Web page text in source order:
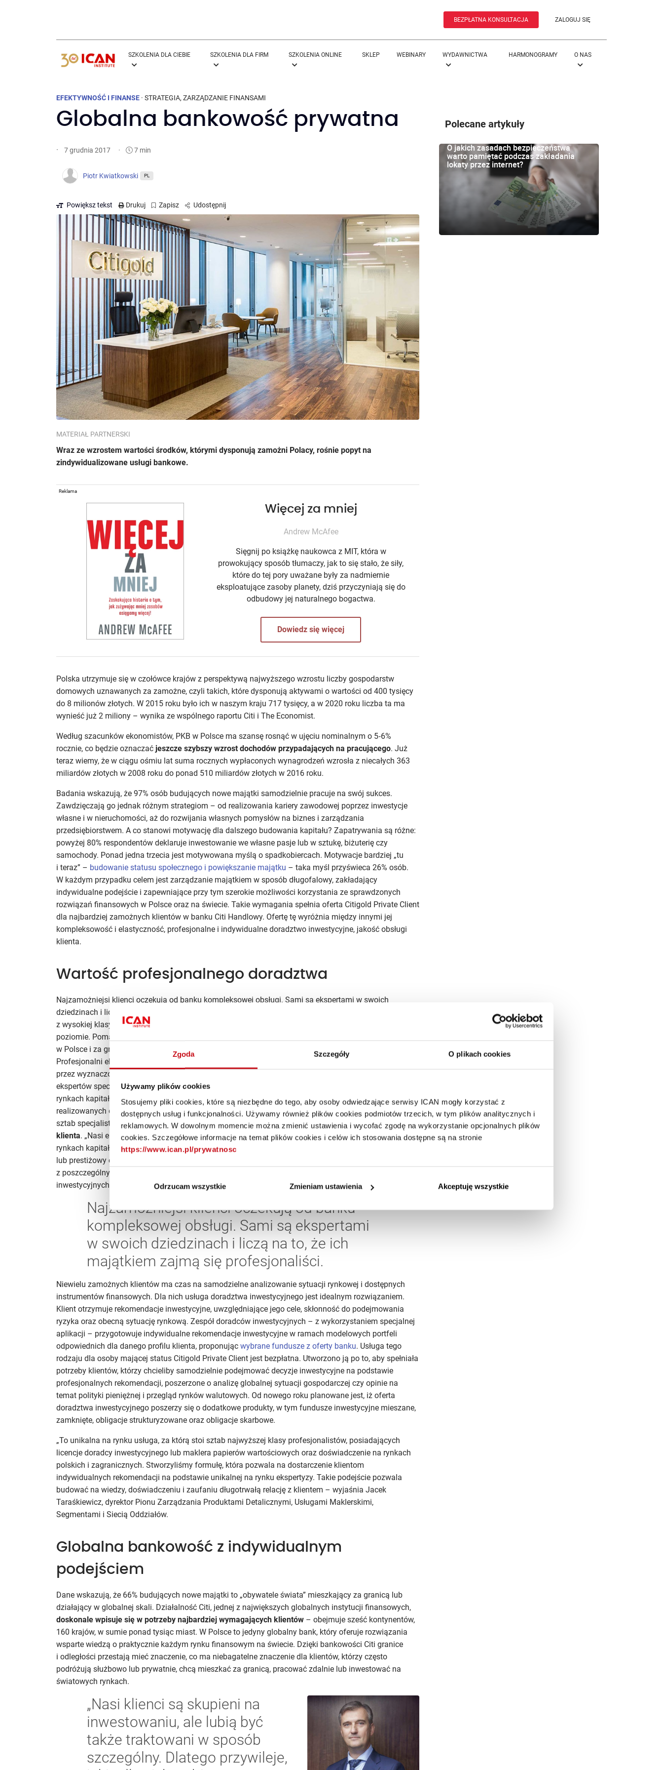
Zgoda Szczegóły O plikach cookies
Używamy plików cookies
Stosujemy pliki cookies, które są niezbędne do tego, aby osoby odwiedzające serwisy ICAN mogły korzystać z
dostępnych usług i funkcjonalności. Używamy również plików cookies podmiotów trzecich, w tym plików analitycznych i
reklamowych. W dowolnym momencie można zmienić ustawienia i wycofać zgodę na wykorzystanie opcjonalnych plików
cookies. Szczegółowe informacje na temat plików cookies i celów ich stosowania dostępne są na stronie
https://www.ican.pl/prywatnosc
Odrzucam wszystkie Zmieniam ustawienia Akceptuję wszystkie
BEZPŁATNA KONSULTACJA ZALOGUJ SIĘ
SZKOLENIA DLA CIEBIE SZKOLENIA DLA FIRM SZKOLENIA ONLINE SKLEP WEBINARY WYDAWNICTWA HARMONOGRAMY O NAS
EFEKTYWNOŚĆ I FINANSE · STRATEGIA, ZARZĄDZANIE FINANSAMI
Globalna bankowość prywatna
· 7 grudnia 2017 · 7 min
Piotr Kwiatkowski PL
Powiększ tekst Drukuj Zapisz Udostępnij
MATERIAŁ PARTNERSKI
Wraz ze wzrostem wartości środków, którymi dysponują zamożni Polacy, rośnie popyt na
zindywidualizowane usługi bankowe.
Reklama
Więcej za mniej
Andrew McAfee
Sięgnij po książkę naukowca z MIT, która w
prowokujący sposób tłumaczy, jak to się stało, że siły,
które do tej pory uważane były za nadmiernie
eksploatujące zasoby planety, dziś przyczyniają się do
odbudowy jej naturalnego bogactwa.
Dowiedz się więcej
Polska utrzymuje się w czołówce krajów z perspektywą najwyższego wzrostu liczby gospodarstw
domowych uznawanych za zamożne, czyli takich, które dysponują aktywami o wartości od 400 tysięcy
do 8 milionów złotych. W 2015 roku było ich w naszym kraju 717 tysięcy, a w 2020 roku liczba ta ma
wynieść już 2 miliony – wynika ze wspólnego raportu Citi i The Economist.
Według szacunków ekonomistów, PKB w Polsce ma szansę rosnąć w ujęciu nominalnym o 5‑6%
rocznie, co będzie oznaczać jeszcze szybszy wzrost dochodów przypadających na pracującego. Już
teraz wiemy, że w ciągu ośmiu lat suma rocznych wypłaconych wynagrodzeń wzrosła z niecałych 363
miliardów złotych w 2008 roku do ponad 510 miliardów złotych w 2016 roku.
Badania wskazują, że 97% osób budujących nowe majątki samodzielnie pracuje na swój sukces.
Zawdzięczają go jednak różnym strategiom – od realizowania kariery zawodowej poprzez inwestycje
własne i w nieruchomości, aż do rozwijania własnych pomysłów na biznes i zarządzania
przedsiębiorstwem. A co stanowi motywację dla dalszego budowania kapitału? Zapatrywania są różne:
powyżej 80% respondentów deklaruje inwestowanie we własne pasje lub w sztukę, biżuterię czy
samochody. Ponad jedna trzecia jest motywowana myślą o spadkobiercach. Motywacje bardziej „tu
i teraz” – budowanie statusu społecznego i powiększanie majątku – taka myśl przyświeca 26% osób.
W każdym przypadku celem jest zarządzanie majątkiem w sposób długofalowy, zakładający
indywidualne podejście i zapewniające przy tym szerokie możliwości korzystania ze sprawdzonych
rozwiązań finansowych w Polsce oraz na świecie. Takie wymagania spełnia oferta Citigold Private Client
dla najbardziej zamożnych klientów w banku Citi Handlowy. Ofertę tę wyróżnia między innymi jej
kompleksowość i elastyczność, profesjonalne i indywidualne doradztwo inwestycyjne, jakość obsługi
klienta.
Wartość profesjonalnego doradztwa
Najzamożniejsi klienci oczekują od banku kompleksowej obsługi. Sami są ekspertami w swoich
dziedzinach i liczą na to, że ich majątkiem zajmą się profesjonaliści. Indywidualny opiekun klienta wraz
z wysokiej klasy zespołem ekspertów z poszczególnych specjalizacji zapewniają opiekę na najwyższym
poziomie. Pomagają wyjaśnić zawiłości rynków finansowych, ocenić najważniejsze wydarzenia rynkowe
w Polsce i za granicą i, przede wszystkim, opracować globalną strategię zarządzania majątkiem.
Profesjonalni eksperci zapewniają spektrum wiedzy finansowej z różnych dziedzin. Klient poza obsługą
przez wyznaczonego opiekuna ma zapewnione wysoce specjalistyczne wsparcie ze strony grupy
ekspertów specjalizujących się w poszczególnych obszarach rynków i rozwiązań finansowych – w tym
rynkach kapitałowych, walutowych, rozwiązaniach ubezpieczeniowych, usługach maklerskich
realizowanych dodatkowo poprzez wyznaczonego maklera Domu Maklerskiego Banku Handlowego. To
sztab specjalistów, który zajmuje siędopasowaniem strategii inwestycyjnej do indywidualnych potrzeb
klienta. „Nasi eksperci mają bogate, wieloletnie doświadczenie, między innymi w zakresie inwestycji na
rynkach kapitałowych – często mają licencję doradcy inwestycyjnego, maklera papierów wartościowych
lub prestiżowy certyfikat CFA. Klient ma możliwość bezpośredniego spotkania i konsultacji z ekspertami
z poszczególnych obszarów” – mówi Wojciech Adamczyk, dyrektor departamentu produktów
inwestycyjnych i ubezpieczeniowych.
Najzamożniejsi klienci oczekują od banku
kompleksowej obsługi. Sami są ekspertami
w swoich dziedzinach i liczą na to, że ich
majątkiem zajmą się profesjonaliści.
Niewielu zamożnych klientów ma czas na samodzielne analizowanie sytuacji rynkowej i dostępnych
instrumentów finansowych. Dla nich usługa doradztwa inwestycyjnego jest idealnym rozwiązaniem.
Klient otrzymuje rekomendacje inwestycyjne, uwzględniające jego cele, skłonność do podejmowania
ryzyka oraz obecną sytuację rynkową. Zespół doradców inwestycyjnych – z wykorzystaniem specjalnej
aplikacji – przygotowuje indywidualne rekomendacje inwestycyjne w ramach modelowych portfeli
odpowiednich dla danego profilu klienta, proponując wybrane fundusze z oferty banku. Usługa tego
rodzaju dla osoby mającej status Citigold Private Client jest bezpłatna. Utworzono ją po to, aby spełniała
potrzeby klientów, którzy chcieliby samodzielnie podejmować decyzje inwestycyjne na podstawie
profesjonalnych rekomendacji, poszerzone o analizę globalnej sytuacji gospodarczej czy opinie na
temat polityki pieniężnej i przegląd rynków walutowych. Od nowego roku planowane jest, iż oferta
doradztwa inwestycyjnego poszerzy się o dodatkowe produkty, w tym fundusze inwestycyjne mieszane,
zamknięte, obligacje strukturyzowane oraz obligacje skarbowe.
„To unikalna na rynku usługa, za którą stoi sztab najwyższej klasy profesjonalistów, posiadających
licencje doradcy inwestycyjnego lub maklera papierów wartościowych oraz doświadczenie na rynkach
polskich i zagranicznych. Stworzyliśmy formułę, która pozwala na dostarczenie klientom
indywidualnych rekomendacji na podstawie unikalnej na rynku ekspertyzy. Takie podejście pozwala
budować na wiedzy, doświadczeniu i zaufaniu długotrwałą relację z klientem – wyjaśnia Jacek
Taraśkiewicz, dyrektor Pionu Zarządzania Produktami Detalicznymi, Usługami Maklerskimi,
Segmentami i Siecią Oddziałów.
Globalna bankowość z indywidualnym
podejściem
Dane wskazują, że 66% budujących nowe majątki to „obywatele świata” mieszkający za granicą lub
działający w globalnej skali. Działalność Citi, jednej z największych globalnych instytucji finansowych,
doskonale wpisuje się w potrzeby najbardziej wymagających klientów – obejmuje sześć kontynentów,
160 krajów, w sumie ponad tysiąc miast. W Polsce to jedyny globalny bank, który oferuje rozwiązania
wsparte wiedzą o praktycznie każdym rynku finansowym na świecie. Dzięki bankowości Citi granice
i odległości przestają mieć znaczenie, co ma niebagatelne znaczenie dla klientów, którzy często
podróżują służbowo lub prywatnie, chcą mieszkać za granicą, pracować zdalnie lub inwestować na
światowych rynkach.
„Nasi klienci są skupieni na
inwestowaniu, ale lubią być
także traktowani w sposób
szczególny. Dlatego przywileje,
Polecane artykuły
O jakich zasadach bezpieczeństwa
warto pamiętać podczas zakładania
lokaty przez internet?